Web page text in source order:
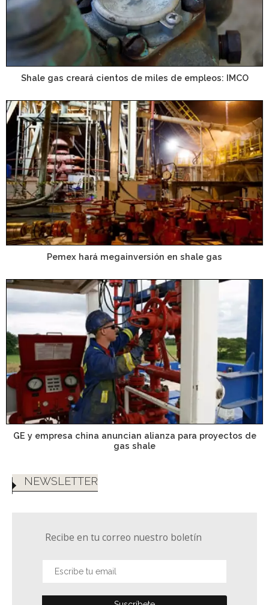
Shale gas creará cientos de miles de empleos: IMCO
Pemex hará megainversión en shale gas
GE y empresa china anuncian alianza para proyectos de
gas shale
NEWSLETTER
Recibe en tu correo nuestro boletín